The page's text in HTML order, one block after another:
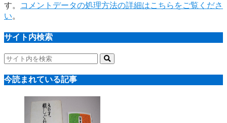
す。
コメントデータの処理方法の詳細はこちらをご覧くださ
い。
サイト内検索
今読まれている記事